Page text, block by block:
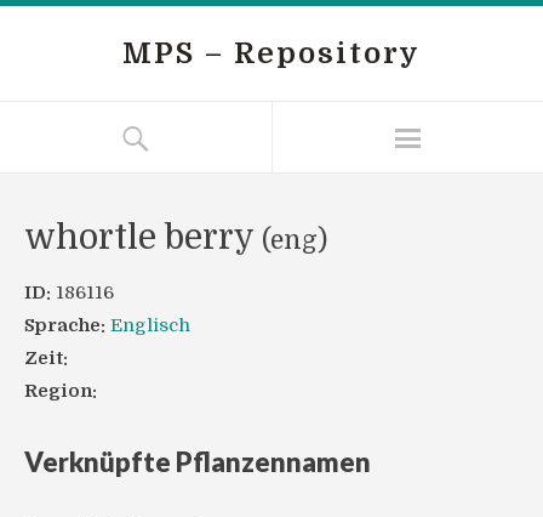
MPS – Repository
whortle berry (eng)
ID: 186116
Sprache: Englisch
Zeit:
Region:
Verknüpfte Pflanzennamen